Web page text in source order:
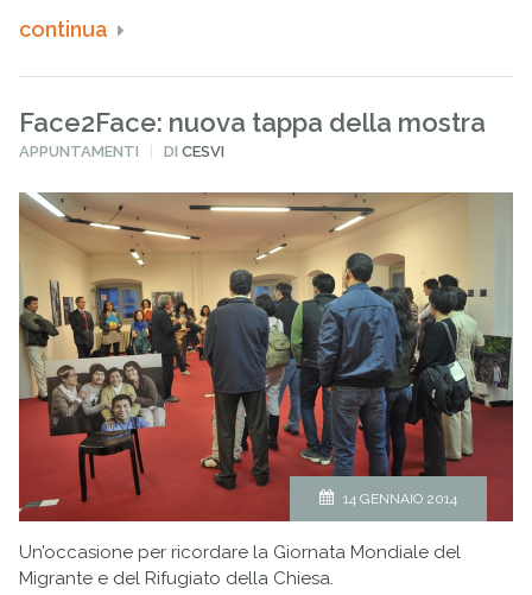
continua
Face2Face: nuova tappa della mostra
PUBBLICATO
APPUNTAMENTI DICESVI
14 GENNAIO 2014
Un’occasione per ricordare la Giornata Mondiale del
Migrante e del Rifugiato della Chiesa.